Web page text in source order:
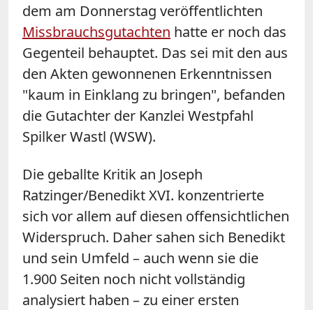
dem am Donnerstag veröffentlichten
Missbrauchsgutachten hatte er noch das
Gegenteil behauptet. Das sei mit den aus
den Akten gewonnenen Erkenntnissen
"kaum in Einklang zu bringen", befanden
die Gutachter der Kanzlei Westpfahl
Spilker Wastl (WSW).
Die geballte Kritik an Joseph
Ratzinger/Benedikt XVI. konzentrierte
sich vor allem auf diesen offensichtlichen
Widerspruch. Daher sahen sich Benedikt
und sein Umfeld – auch wenn sie die
1.900 Seiten noch nicht vollständig
analysiert haben – zu einer ersten